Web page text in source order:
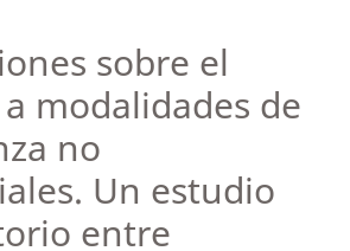
sobre el
modalidades de
no
Un estudio
entre